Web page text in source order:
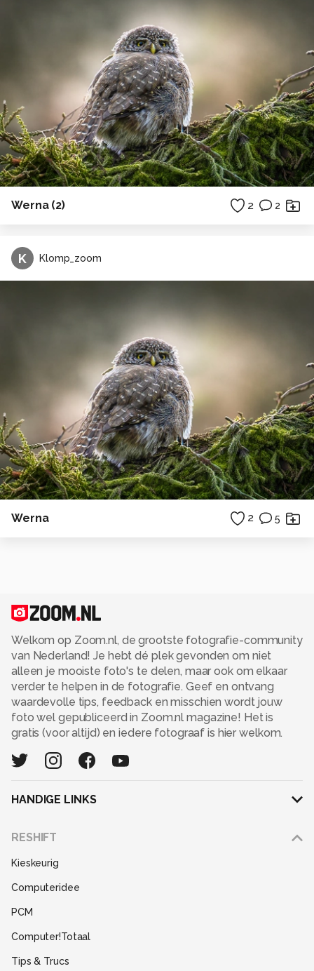
Werna (2) 2 2
K Klomp_zoom
Werna 2 5
Welkom op Zoom.nl, de grootste fotografie-community
van Nederland! Je hebt dé plek gevonden om niet
alleen je mooiste foto's te delen, maar ook om elkaar
verder te helpen in de fotografie. Geef en ontvang
waardevolle tips, feedback en misschien wordt jouw
foto wel gepubliceerd in Zoom.nl magazine! Het is
gratis (voor altijd) en iedere fotograaf is hier welkom.
HANDIGE LINKS
RESHIFT
Kieskeurig
Computeridee
PCM
Computer!Totaal
Tips & Trucs